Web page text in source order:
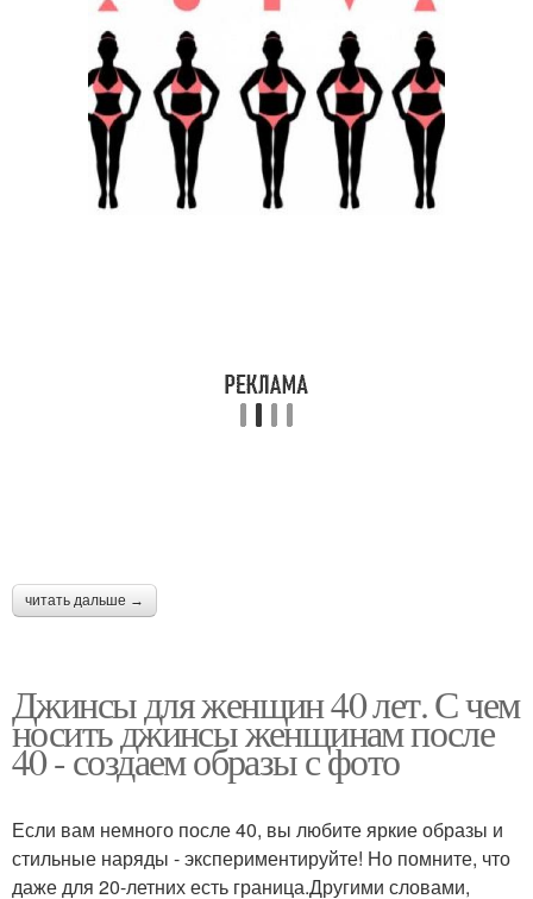
читать дальше →
Джинсы для женщин 40 лет. С чем
носить джинсы женщинам после
40 - создаем образы с фото
Если вам немного после 40, вы любите яркие образы и
стильные наряды - экспериментируйте! Но помните, что
даже для 20-летних есть граница.Другими словами,